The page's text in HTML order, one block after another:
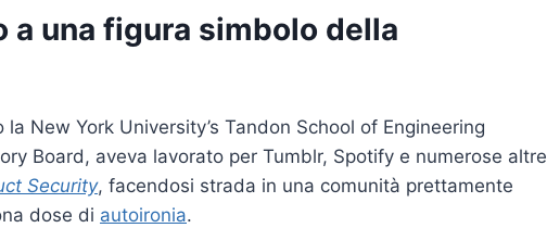
a una figura simbolo della
New York University’s Tandon School of Engineering
Board, aveva lavorato per Tumblr, Spotify e numerose altre
Security, facendosi strada in una comunità prettamente
dose di autoironia.